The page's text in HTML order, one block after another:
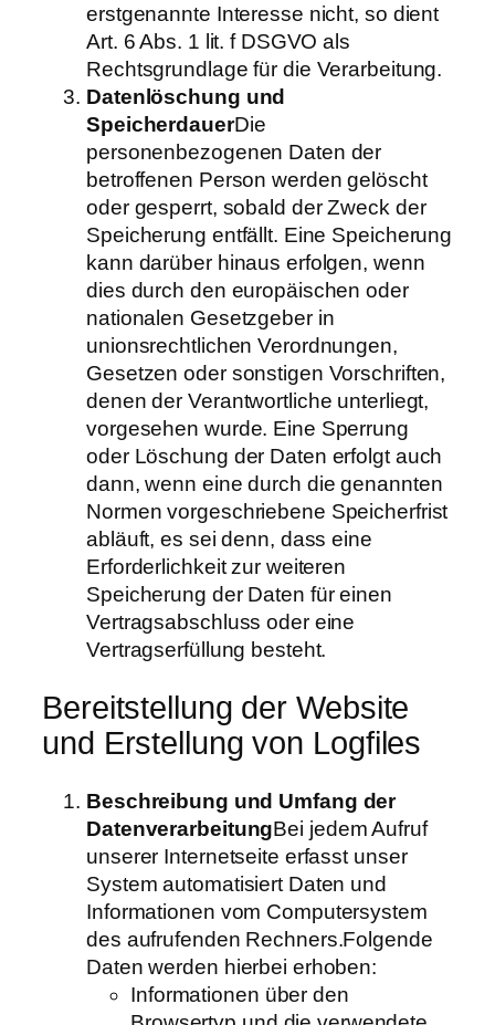
erstgenannte Interesse nicht, so dient
Art. 6 Abs. 1 lit. f DSGVO als
Rechtsgrundlage für die Verarbeitung.
Datenlöschung und
SpeicherdauerDie
personenbezogenen Daten der
betroffenen Person werden gelöscht
oder gesperrt, sobald der Zweck der
Speicherung entfällt. Eine Speicherung
kann darüber hinaus erfolgen, wenn
dies durch den europäischen oder
nationalen Gesetzgeber in
unionsrechtlichen Verordnungen,
Gesetzen oder sonstigen Vorschriften,
denen der Verantwortliche unterliegt,
vorgesehen wurde. Eine Sperrung
oder Löschung der Daten erfolgt auch
dann, wenn eine durch die genannten
Normen vorgeschriebene Speicherfrist
abläuft, es sei denn, dass eine
Erforderlichkeit zur weiteren
Speicherung der Daten für einen
Vertragsabschluss oder eine
Vertragserfüllung besteht.
Bereitstellung der Website
und Erstellung von Logfiles
Beschreibung und Umfang der
DatenverarbeitungBei jedem Aufruf
unserer Internetseite erfasst unser
System automatisiert Daten und
Informationen vom Computersystem
des aufrufenden Rechners.Folgende
Daten werden hierbei erhoben:
Informationen über den